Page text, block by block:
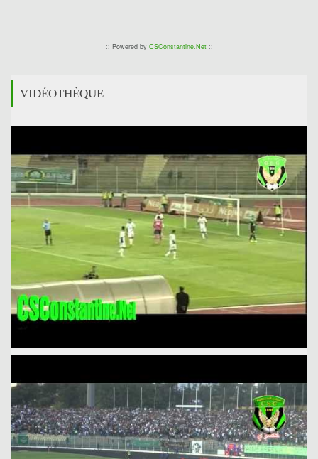
:: Powered by CSConstantine.Net::
VIDÉOTHÈQUE